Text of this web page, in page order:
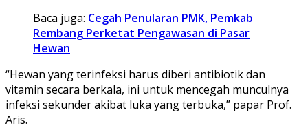
Baca juga: Cegah Penularan PMK, Pemkab
Rembang Perketat Pengawasan di Pasar
Hewan
“Hewan yang terinfeksi harus diberi antibiotik dan
vitamin secara berkala, ini untuk mencegah munculnya
infeksi sekunder akibat luka yang terbuka,” papar Prof.
Aris.